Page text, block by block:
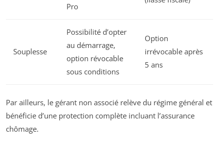
Pro
Souplesse
Possibilité d’opter
au démarrage,
option révocable
sous conditions
Option
irrévocable après
5 ans
Par ailleurs, le gérant non associé relève du régime général et
bénéficie d’une protection complète incluant l’assurance
chômage.